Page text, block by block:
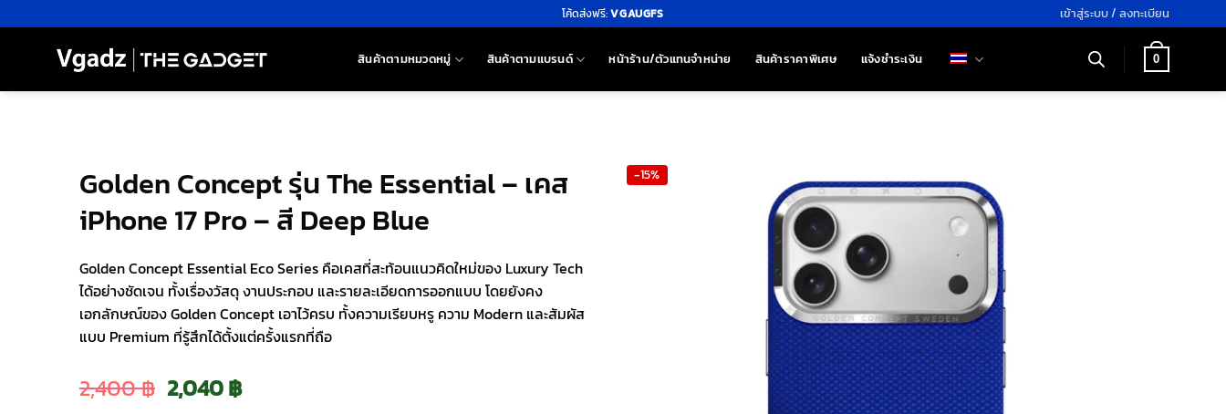
ไป
โค้ดส่งฟรี:VGAUGFS เข้าสู่ระบบ / ลงทะเบียน
สินค้าตามหมวดหมู่ สินค้าตามแบรนด์ หน้าร้าน/ตัวแทนจำหน่าย สินค้าราคาพิเศษ แจ้งชำระเงิน 0
Golden Concept รุ่น The Essential – เคส
iPhone 17 Pro – สี Deep Blue
Golden Concept Essential Eco Series คือเคสที่สะท้อนแนวคิดใหม่ของ Luxury Tech
ได้อย่างชัดเจน ทั้งเรื่องวัสดุ งานประกอบ และรายละเอียดการออกแบบ โดยยังคง
เอกลักษณ์ของ Golden Concept เอาไว้ครบ ทั้งความเรียบหรู ความ Modern และสัมผัส
แบบ Premium ที่รู้สึกได้ตั้งแต่ครั้งแรกที่ถือ
2,400฿ Original
2,040฿Current
-15%